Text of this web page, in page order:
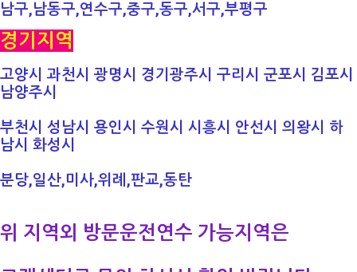
남구,남동구,연수구,중구,동구,서구,부평구
경기지역
고양시 과천시 광명시 경기광주시 구리시 군포시 김포시
남양주시
부천시 성남시 용인시 수원시 시흥시 안선시 의왕시 하
남시 화성시
분당,일산,미사,위례,판교,동탄​
위 지역외 방문운전연수 가능지역은